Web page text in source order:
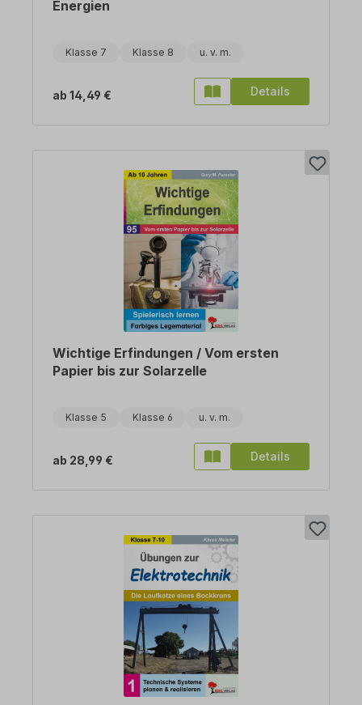
Energien
Klasse 7 Klasse 8
ab 14,49 € Details
Wichtige Erfindungen / Vom ersten
Papier bis zur Solarzelle
Klasse 5 Klasse 6
ab 28,99 € Details